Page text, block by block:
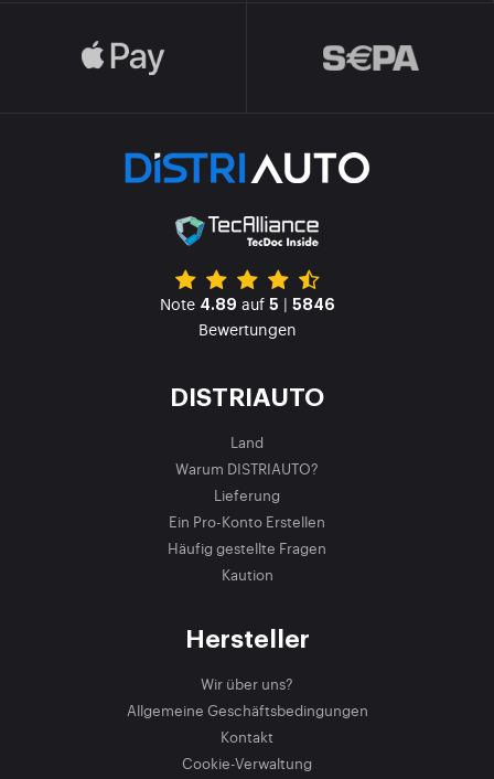
Note 4.89 auf 5 | 5846
Bewertungen
DISTRIAUTO
Land
Warum DISTRIAUTO?
Lieferung
Ein Pro-Konto Erstellen
Häufig gestellte Fragen
Kaution
Hersteller
Wir über uns?
Allgemeine Geschäftsbedingungen
Kontakt
Cookie-Verwaltung